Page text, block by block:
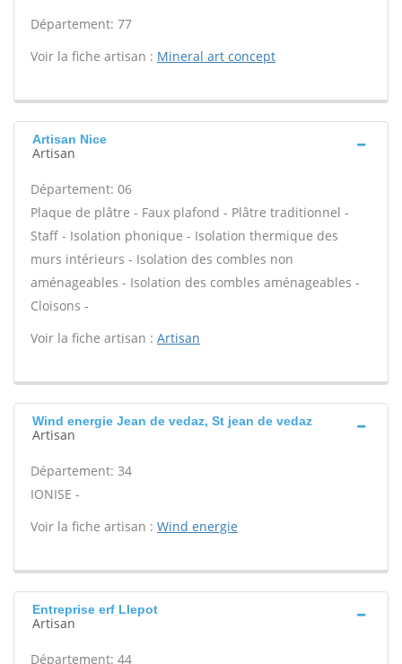
Département: 77
Voir la fiche artisan : Mineral art concept
Artisan Nice
Artisan
Département: 06
Plaque de plâtre - Faux plafond - Plâtre traditionnel -
Staff - Isolation phonique - Isolation thermique des
murs intérieurs - Isolation des combles non
aménageables - Isolation des combles aménageables -
Cloisons -
Voir la fiche artisan : Artisan
Wind energie Jean de vedaz, St jean de vedaz
Artisan
Département: 34
IONISE -
Voir la fiche artisan : Wind energie
Entreprise erf Llepot
Artisan
Département: 44